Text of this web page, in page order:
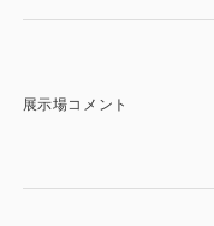
展示場コメント